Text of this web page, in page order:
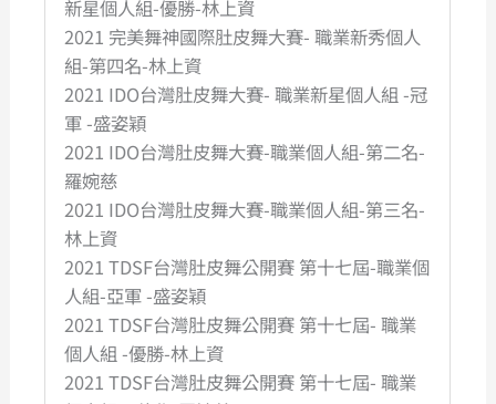
新星個人組-優勝-林上資
2021 完美舞神國際肚皮舞大賽- 職業新秀個人
組-第四名-林上資
2021 IDO台灣肚皮舞大賽- 職業新星個人組 -冠
軍 -盛姿穎
2021 IDO台灣肚皮舞大賽-職業個人組-第二名-
羅婉慈
2021 IDO台灣肚皮舞大賽-職業個人組-第三名-
林上資
2021 TDSF台灣肚皮舞公開賽 第十七屆-職業個
人組-亞軍 -盛姿穎
2021 TDSF台灣肚皮舞公開賽 第十七屆- 職業
個人組 -優勝-林上資
2021 TDSF台灣肚皮舞公開賽 第十七屆- 職業